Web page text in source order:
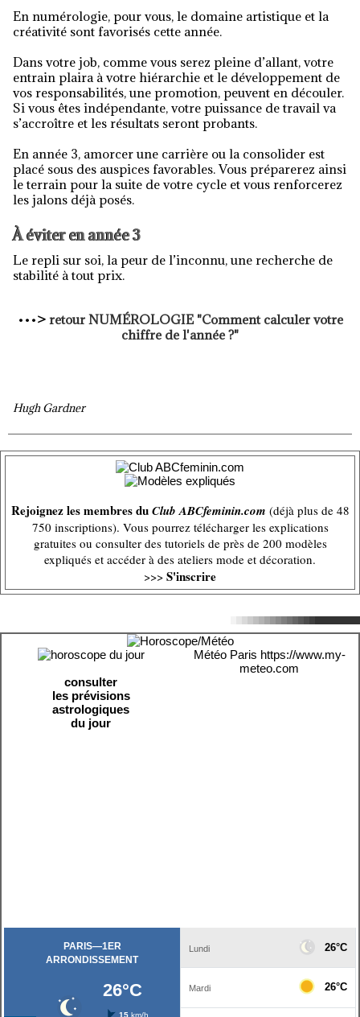
En numérologie, pour vous, le domaine artistique et la
créativité sont favorisés cette année.
Dans votre job, comme vous serez pleine d’allant, votre
entrain plaira à votre hiérarchie et le développement de
vos responsabilités, une promotion, peuvent en découler.
Si vous êtes indépendante, votre puissance de travail va
s’accroître et les résultats seront probants.
En année 3, amorcer une carrière ou la consolider est
placé sous des auspices favorables. Vous préparerez ainsi
le terrain pour la suite de votre cycle et vous renforcerez
les jalons déjà posés.
À éviter en année 3
Le repli sur soi, la peur de l’inconnu, une recherche de
stabilité à tout prix.
•••> retour NUMÉROLOGIE "Comment calculer votre
chiffre de l'année ?"
Hugh Gardner
Rejoignez les membres duClub ABCfeminin.com (déjà plus de 48
750 inscriptions). Vous pourrez télécharger les explications
gratuites ou consulter des tutoriels de près de 200 modèles
expliqués et accéder à des ateliers mode et décoration.
>>> S'inscrire
consulter
les prévisions
astrologiques
du jour
Météo Paris https://www.my-
meteo.com